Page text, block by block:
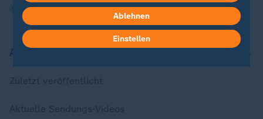
Ablehnen
Einstellen